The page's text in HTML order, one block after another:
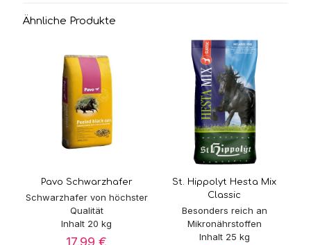
Ähnliche Produkte
Pavo Schwarzhafer
Schwarzhafer von höchster
Qualität
Inhalt 20 kg
St. Hippolyt Hesta Mix
Classic
Besonders reich an
Mikronährstoffen
Inhalt 25 kg